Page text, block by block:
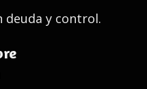
deuda y control.